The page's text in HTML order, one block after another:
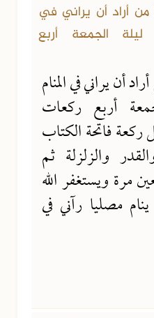
أراد أن يراني في
الجمعة أربع
أن يراني في المنام
أربع ركعات
ركعة فاتحة الكتاب
والزلزلة ثم
مرة ويستغفر الله
مصليا رآني في